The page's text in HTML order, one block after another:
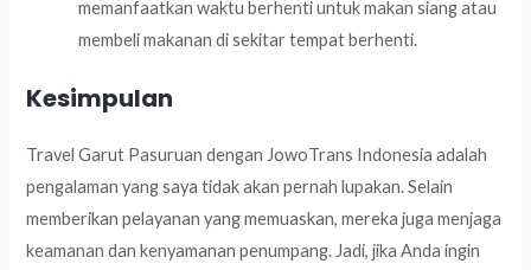
memanfaatkan waktu berhenti untuk makan siang atau
membeli makanan di sekitar tempat berhenti.
Kesimpulan
Travel Garut Pasuruan dengan JowoTrans Indonesia adalah
pengalaman yang saya tidak akan pernah lupakan. Selain
memberikan pelayanan yang memuaskan, mereka juga menjaga
keamanan dan kenyamanan penumpang. Jadi, jika Anda ingin